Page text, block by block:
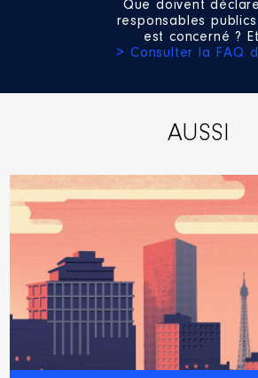
Que doivent
responsables
est concerné ?
> Consulter la FAQ
AUSSI